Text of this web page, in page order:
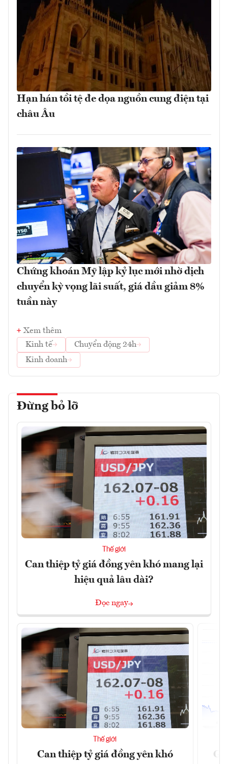
Hạn hán tồi tệ đe dọa nguồn cung điện tại
châu Âu
Chứng khoán Mỹ lập kỷ lục mới nhờ dịch
chuyển kỳ vọng lãi suất, giá dầu giảm 8%
tuần này
Xem thêm
Kinh tế
Chuyển động 24h
Kinh doanh
Đừng bỏ lỡ
Thế giới
Can thiệp tỷ giá đồng yên khó mang lại
hiệu quả lâu dài?
Đọc ngay
Thế giới
Can thiệp tỷ giá đồng yên khó